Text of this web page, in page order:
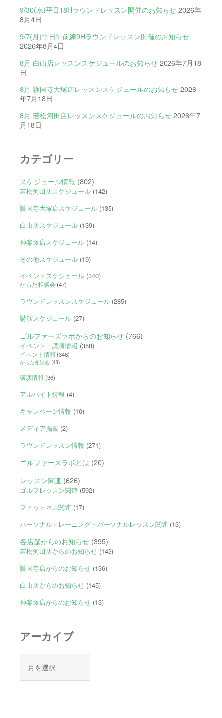
9/30(水)平日18Hラウンドレッスン開催のお知らせ 2026年
8月4日
9/7(月)平日午前練9Hラウンドレッスン開催のお知らせ
2026年8月4日
8月 白山店レッスンスケジュールのお知らせ 2026年7月18
日
8月 護国寺大塚店レッスンスケジュールのお知らせ 2026
年7月18日
8月 若松河田店レッスンスケジュールのお知らせ 2026年7
月18日
カテゴリー
スケジュール情報 (802)
若松河田店スケジュール(142)
護国寺大塚店スケジュール(135)
白山店スケジュール(139)
神楽坂店スケジュール(14)
その他スケジュール(19)
イベントスケジュール(340)
からだ相談会(47)
ラウンドレッスンスケジュール(285)
講演スケジュール(27)
ゴルファーズラボからのお知らせ(766)
イベント・講演情報 (358)
イベント情報 (346)
からだ相談会(48)
講演情報 (36)
アルバイト情報 (4)
キャンペーン情報 (10)
メディア掲載(2)
ラウンドレッスン情報 (271)
ゴルファーズラボとは (20)
レッスン関連 (626)
ゴルフレッスン関連 (592)
フィットネス関連 (17)
パーソナルトレーニング・パーソナルレッスン関連 (13)
各店舗からのお知らせ(395)
若松河田店からのお知らせ(143)
護国寺店からのお知らせ(136)
白山店からのお知らせ(145)
神楽坂店からのお知らせ(13)
アーカイブ
カ